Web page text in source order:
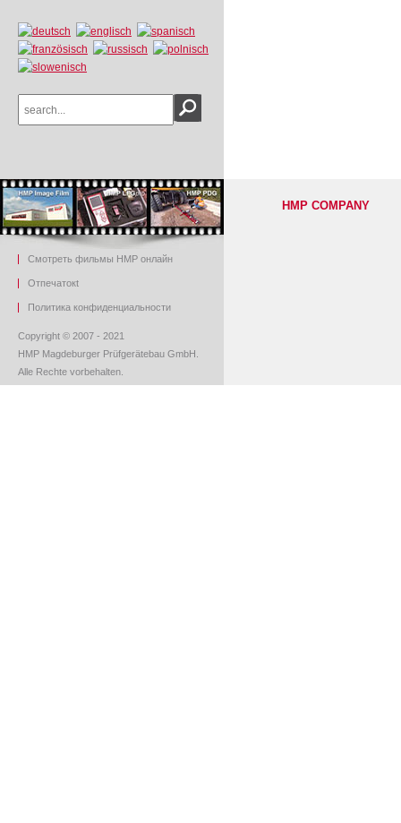
Смотреть фильмы HMP онлайн
Oтпечатокt
Политика конфиденциальности
Copyright © 2007 - 2021
HMP Magdeburger Prüfgerätebau GmbH.
Alle Rechte vorbehalten.
HMP COMPANY